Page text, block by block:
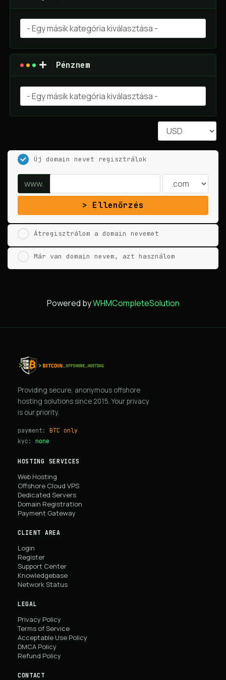
Pénznem
Új domain nevet regisztrálok
www.
Ellenőrzés
Átregisztrálom a domain nevemet
Már van domain nevem, azt használom
Powered byWHMCompleteSolution
Providing secure, anonymous offshore
hosting solutions since 2015. Your privacy
is our priority.
payment: BTC only
kyc: none
HOSTING SERVICES
Web Hosting
Offshore Cloud VPS
Dedicated Servers
Domain Registration
Payment Gateway
CLIENT AREA
Login
Register
Support Center
Knowledgebase
Network Status
LEGAL
Privacy Policy
Terms of Service
Acceptable Use Policy
DMCA Policy
Refund Policy
CONTACT